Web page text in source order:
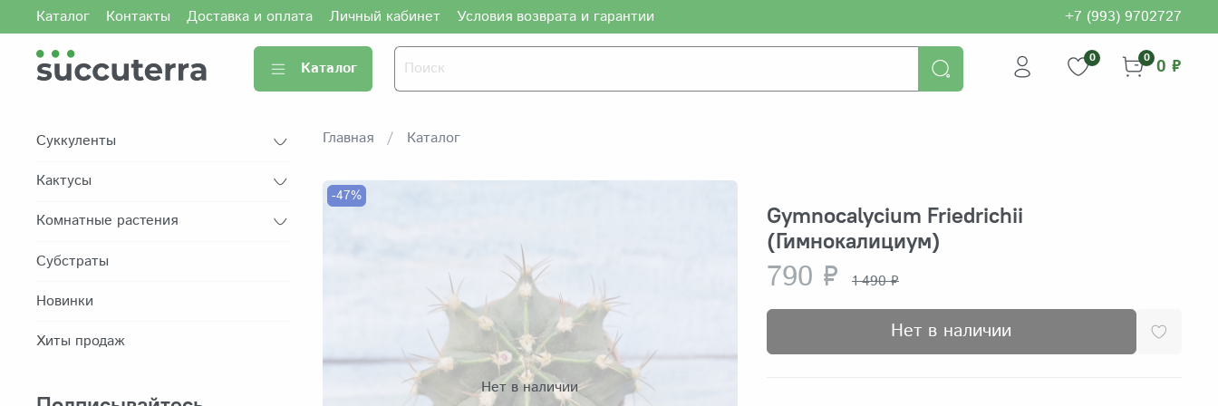
Каталог Контакты Доставка и оплата Личный кабинет Условия возврата и гарантии +7 (993) 9702727
Каталог
0 0 0 ₽
Главная Каталог
Нет в наличии
-47%
Gymnocalycium Friedrichii
(Гимнокалициум)
790 ₽ 1 490 ₽
Нет в наличии
Суккуленты
Кактусы
Комнатные растения
Субстраты
Новинки
Хиты продаж